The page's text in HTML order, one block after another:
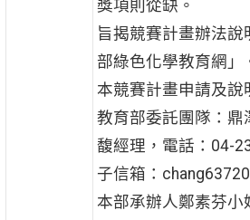
獎項則從缺。
旨揭競賽計畫辦法
部綠色化學教育網」
本競賽計畫申請及
教育部委託團隊：鼎
馥經理，電話：04-
子信箱：
本部承辦人鄭素芬